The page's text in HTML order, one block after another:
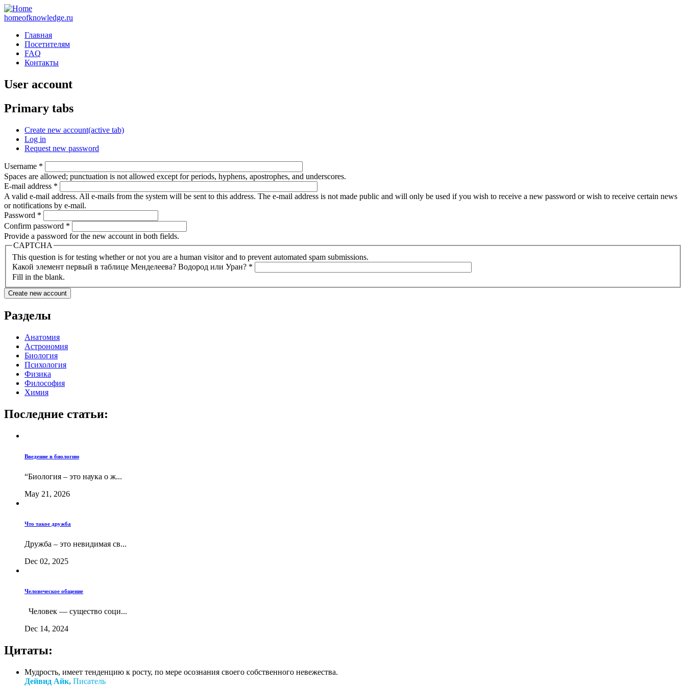
homeofknowledge.ru
Главная
Посетителям
FAQ
Контакты
User account
Primary tabs
Create new account(active tab)
Log in
Request new password
Username *
Spaces are allowed; punctuation is not allowed except for periods, hyphens, apostrophes, and underscores.
E-mail address *
A valid e-mail address. All e-mails from the system will be sent to this address. The e-mail address is not made public and will only be used if you wish to receive a new password or wish to receive certain news
or notifications by e-mail.
Password *
Confirm password *
Provide a password for the new account in both fields.
CAPTCHA
This question is for testing whether or not you are a human visitor and to prevent automated spam submissions.
Какой элемент первый в таблице Менделеева? Водород или Уран? *
Fill in the blank.
Разделы
Анатомия
Астрономия
Биология
Психология
Физика
Философия
Химия
Последние статьи:
Введение в биологию
“Биология – это наука о ж...
May 21, 2026
Что такое дружба
Дружба – это невидимая св...
Dec 02, 2025
Человеческое общение
Человек — существо соци...
Dec 14, 2024
Цитаты:
Мудрость, имеет тенденцию к росту, по мере осознания своего собственного невежества.
Дейвид Айк, Писатель